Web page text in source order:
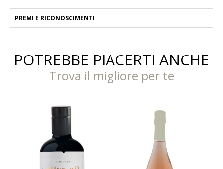
PREMI E RICONOSCIMENTI
POTREBBE PIACERTI ANCHE
Trova il migliore per te